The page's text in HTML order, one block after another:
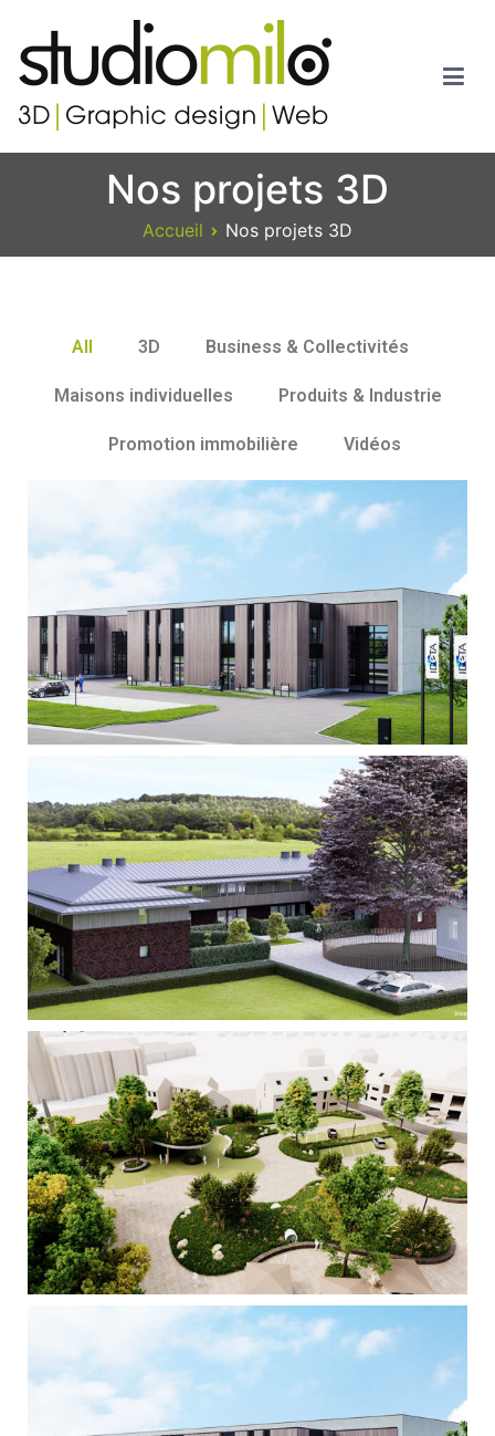
Studiomilo
Votre spécialiste en 3D, Images de synthèse, Graphic design et
Nos projets 3D
Accueil Nos projets 3D
All 3D Business & Collectivités
Maisons individuelles Produits & Industrie
Promotion immobilière Vidéos